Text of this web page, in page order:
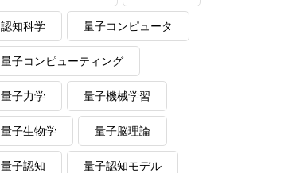
認知科学 量子コンピュータ
量子コンピューティング
量子力学 量子機械学習
量子生物学 量子脳理論
量子認知 量子認知モデル